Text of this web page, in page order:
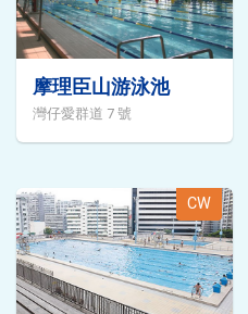
摩理臣山游泳池
灣仔愛群道 7 號
CW